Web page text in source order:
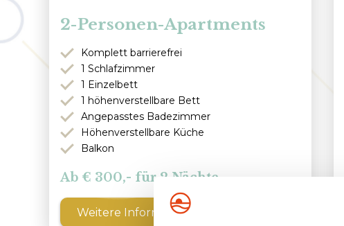
2-Personen-Apartments
Komplett barrierefrei
1 Schlafzimmer
1 Einzelbett
1 höhenverstellbare Bett
Angepasstes Badezimmer
Höhenverstellbare Küche
Balkon
300,- für 2 Nächte
Weitere Informationen